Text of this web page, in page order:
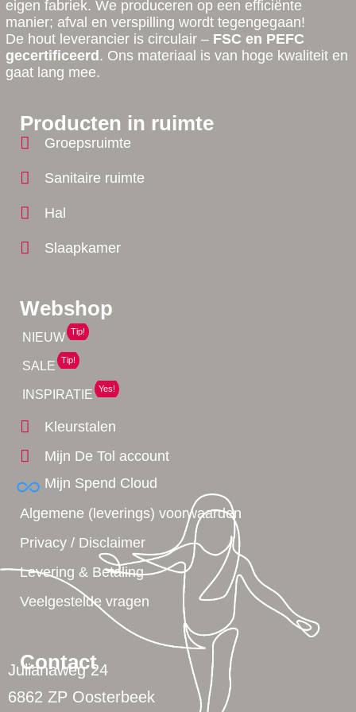
Contact
Julianaweg 24
6862 ZP Oosterbeek
Webshop
NIEUW Tip!
SALE Tip!
INSPIRATIE Yes!
Kleurstalen
Mijn De Tol account
Mijn Spend Cloud
Algemene (leverings) voorwaarden
Privacy / Disclaimer
Levering & Betaling
Veelgestelde vragen
Producten in ruimte
Groepsruimte
Sanitaire ruimte
Hal
Slaapkamer
eigen fabriek. We produceren op een efficiënte
manier; afval en verspilling wordt tegengegaan!
De hout leverancier is circulair – FSC en PEFC
gecertificeerd . Ons materiaal is van hoge kwaliteit en
gaat lang mee.